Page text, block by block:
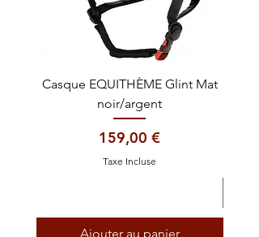
Casque EQUITHÈME Glint Mat
noir/argent
Prix
159,00 €
Taxe Incluse
Ajouter au panier